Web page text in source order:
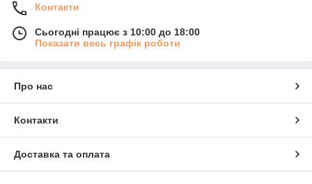
Контакти
Сьогодні працює з 10:00 до 18:00
Показати весь графік роботи
Про нас
Контакти
Доставка та оплата